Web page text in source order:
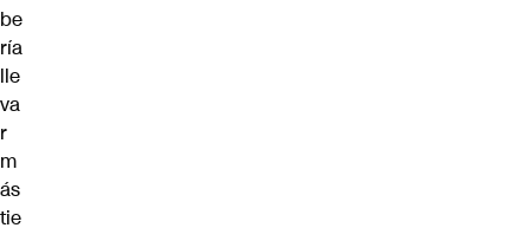
be
ría
lle
va
r
m
ás
tie